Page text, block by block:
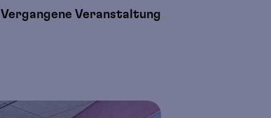
Vergangene Veranstaltung